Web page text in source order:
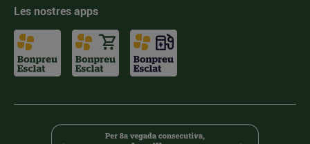
Les nostres apps